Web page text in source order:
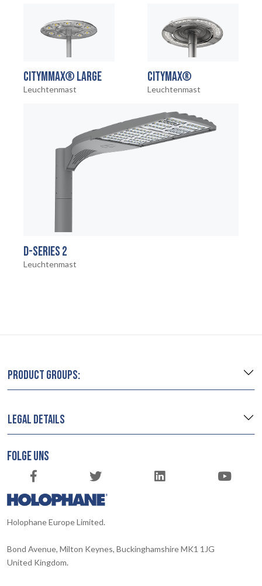
CITYMMAX® LARGE
Leuchtenmast
CITYMAX®
Leuchtenmast
D-SERIES 2
Leuchtenmast
PRODUCT GROUPS:
LEGAL DETAILS
FOLGE UNS
Holophane Europe Limited.
Bond Avenue, Milton Keynes, Buckinghamshire MK1 1JG
United Kingdom.